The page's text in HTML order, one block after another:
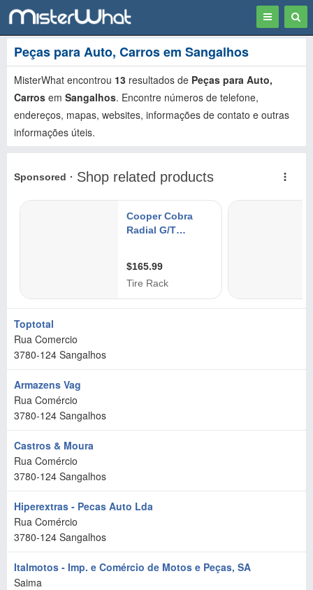
Toggle
navigation
Peças para Auto, Carros em Sangalhos
MisterWhat encontrou 13 resultados de Peças para Auto,
Carros em Sangalhos. Encontre números de telefone,
endereços, mapas, websites, informações de contato e outras
informações úteis.
Toptotal
Rua Comercio
3780-124 Sangalhos
Armazens Vag
Rua Comércio
3780-124 Sangalhos
Castros & Moura
Rua Comércio
3780-124 Sangalhos
Hiperextras - Pecas Auto Lda
Rua Comércio
3780-124 Sangalhos
Italmotos - Imp. e Comércio de Motos e Peças, SA
Saima